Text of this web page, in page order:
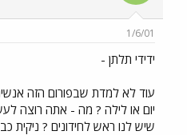
1/6/01
ידידי תלתן -
עוד לא למדת שבפורום הזה
יום או לילה ? מה - אתה רוצה
שיש לנו ראש לחידונים ?